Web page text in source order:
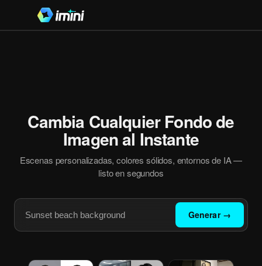
Cambia Cualquier Fondo de
Imagen al Instante
Escenas personalizadas, colores sólidos, entornos de IA —
listo en segundos
Generar→